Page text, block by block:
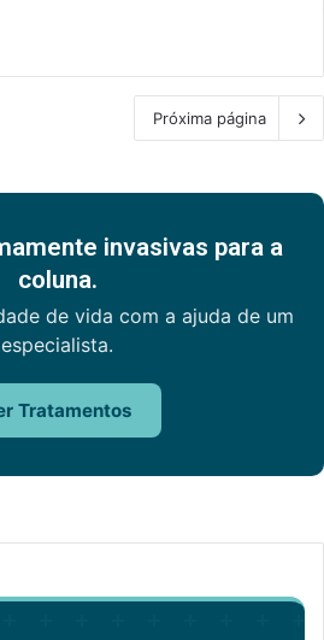
Próxima página
invasivas para a
coluna.
de vida com a ajuda de um
especialista.
Tratamentos